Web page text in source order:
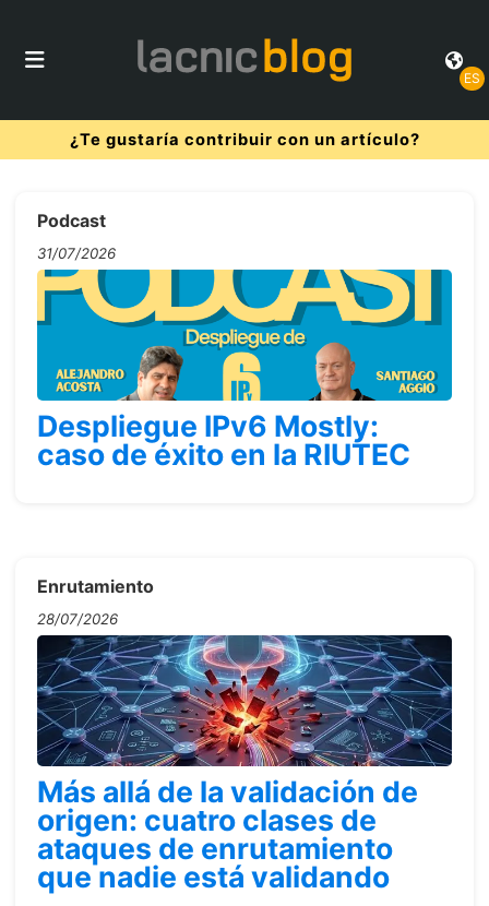
ES
¿Te gustaría contribuir con un artículo?
Podcast
31/07/2026
Despliegue IPv6 Mostly:
caso de éxito en la RIUTEC
Enrutamiento
28/07/2026
Más allá de la validación de
origen: cuatro clases de
ataques de enrutamiento
que nadie está validando